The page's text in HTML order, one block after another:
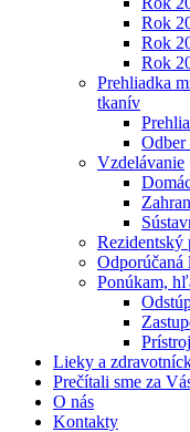
Rok
Rok
Rok
Prehliadka
tkanív
Odber
Vzdelávanie
Rezidentský
Odporúčaná
Ponúkam,
Lieky a
Prečítali sme za
O nás
Kontakty